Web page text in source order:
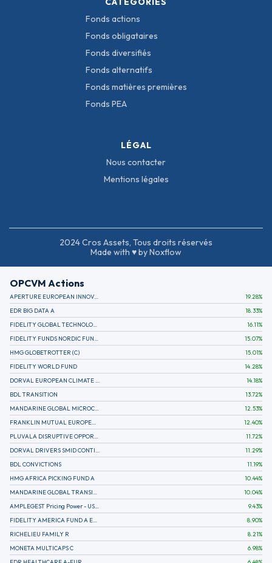
Fonds actions
Fonds obligataires
Fonds diversifiés
Fonds alternatifs
Fonds matières premières
Fonds PEA
LÉGAL
Nous contacter
Mentions légales
2024 Cros Assets, Tous droits réservés
Made with ♥ by Noxflow
OPCVM Actions
APERTURE EUROPEAN INNOVATION 19.28%
EDR BIG DATA A
18.33%
FIDELITY GLOBAL TECHNOLOGY FUND A EUR
16.11%
FIDELITY FUNDS NORDIC FUND A
15.07%
HMG GLOBETROTTER (C)
15.01%
FIDELITY WORLD FUND
14.28%
DORVAL EUROPEAN CLIMATE INITIATIVE R (C)
14.18%
BDL TRANSITION
13.72%
MANDARINE GLOBAL MICROCAP
12.53%
FRANKLIN MUTUAL EUROPEAN FUND A EUR (C)
12.40%
PLUVALA DISRUPTIVE OPPORTUNITIES
11.72%
DORVAL DRIVERS SMID CONTINENTAL EUROPE
11.29%
BDL CONVICTIONS
11.19%
HMG AFRICA PICKING FUND A
10.44%
MANDARINE GLOBAL TRANSITION R
10.04%
AMPLEGEST Pricing Power - US - AC
9.43%
FIDELITY AMERICA FUND A EUR (C)
8.90%
RICHELIEU FAMILY R
8.21%
MONETA MULTICAPS C
6.98%